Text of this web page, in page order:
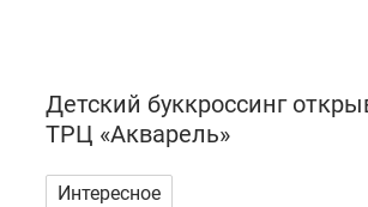
Детский буккроссинг
ТРЦ «Акварель»
Интересное